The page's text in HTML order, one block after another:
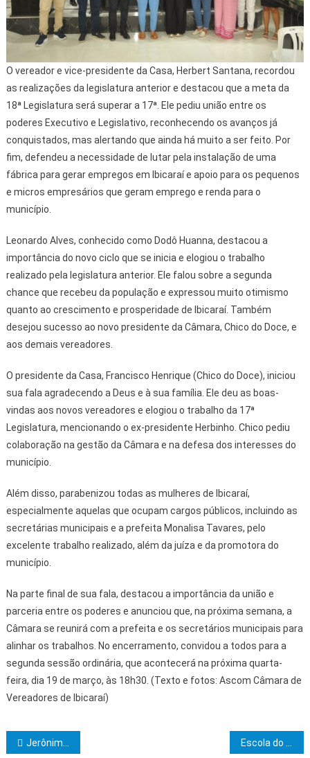
O vereador e vice-presidente da Casa, Herbert Santana, recordou
as realizações da legislatura anterior e destacou que a meta da
18ª Legislatura será superar a 17ª. Ele pediu união entre os
poderes Executivo e Legislativo, reconhecendo os avanços já
conquistados, mas alertando que ainda há muito a ser feito. Por
fim, defendeu a necessidade de lutar pela instalação de uma
fábrica para gerar empregos em Ibicaraí e apoio para os pequenos
e micros empresários que geram emprego e renda para o
município.
Leonardo Alves, conhecido como Dodô Huanna, destacou a
importância do novo ciclo que se inicia e elogiou o trabalho
realizado pela legislatura anterior. Ele falou sobre a segunda
chance que recebeu da população e expressou muito otimismo
quanto ao crescimento e prosperidade de Ibicaraí. Também
desejou sucesso ao novo presidente da Câmara, Chico do Doce, e
aos demais vereadores.
O presidente da Casa, Francisco Henrique (Chico do Doce), iniciou
sua fala agradecendo a Deus e à sua família. Ele deu as boas-
vindas aos novos vereadores e elogiou o trabalho da 17ª
Legislatura, mencionando o ex-presidente Herbinho. Chico pediu
colaboração na gestão da Câmara e na defesa dos interesses do
município.
Além disso, parabenizou todas as mulheres de Ibicaraí,
especialmente aquelas que ocupam cargos públicos, incluindo as
secretárias municipais e a prefeita Monalisa Tavares, pelo
excelente trabalho realizado, além da juíza e da promotora do
município.
Na parte final de sua fala, destacou a importância da união e
parceria entre os poderes e anunciou que, na próxima semana, a
Câmara se reunirá com a prefeita e os secretários municipais para
alinhar os trabalhos. No encerramento, convidou a todos para a
segunda sessão ordinária, que acontecerá na próxima quarta-
feira, dia 19 de março, às 18h30. (Texto e fotos: Ascom Câmara de
Vereadores de Ibicaraí)
Navegação de Post
Jerônimo Rodrigues inicia agenda em Itabuna nesta quinta (13) com entrega de centro de hemodiálise e abastecimento de água, e na sexta (14), ao lado de ministros, entrega ampliação do Hospital de Base Escola do Legislativo promove Oficina de Defesa Pessoal para Mulheres